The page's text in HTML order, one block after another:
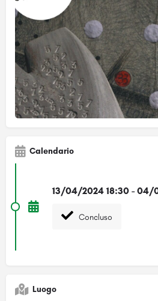
Calendario
13/04/2024 18:30 - 04/
Concluso
Luogo